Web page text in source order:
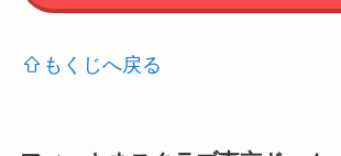
もくじへ戻る